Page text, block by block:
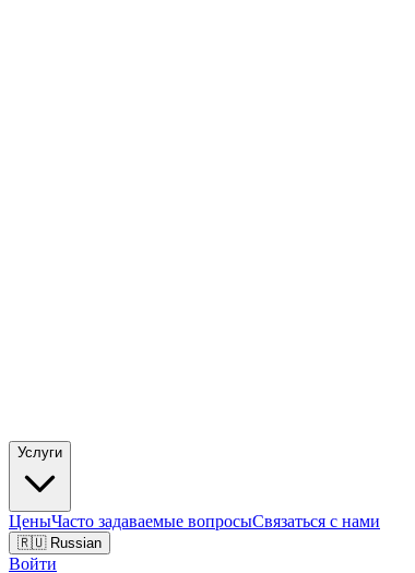
Услуги
ЦеныЧасто задаваемые вопросыСвязаться с нами
🇷🇺 Russian
Войти